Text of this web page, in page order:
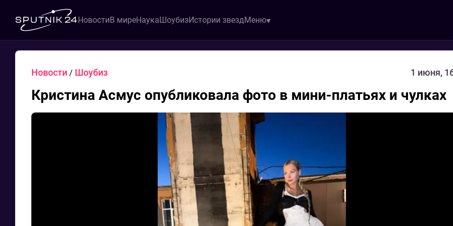
НовостиВ миреНаукаШоубизИстории звездМеню
Новости / Шоубиз 1 июня,
Кристина Асмус опубликовала фото в мини-платьях и чулках